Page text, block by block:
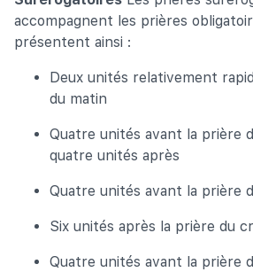
accompagnent les prières
présentent ainsi :
Deux unités relativement
du matin
Quatre unités avant la prière
quatre unités après
Quatre unités avant la prière
Six unités après la prière du
Quatre unités avant la prière